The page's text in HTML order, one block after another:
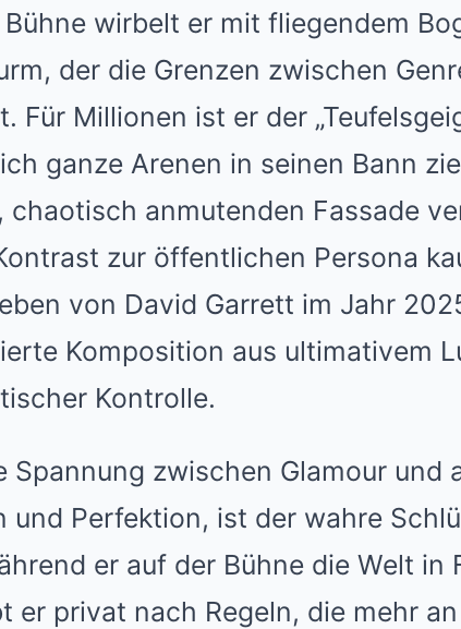
wirbelt er mit fliegendem
der die Grenzen zwischen
Für Millionen ist er der
ganze Arenen in seinen Bann
chaotisch anmutenden Fassade
zur öffentlichen Persona
von David Garrett im Jahr
Komposition aus ultimativem
Kontrolle.
Spannung zwischen Glamour und
und Perfektion, ist der wahre
er auf der Bühne die Welt in
er privat nach Regeln, die mehr